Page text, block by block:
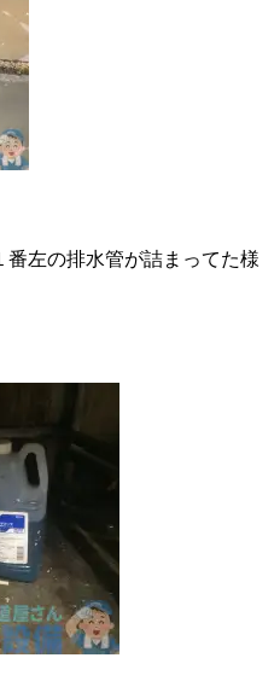
左の排水管が詰まってた様